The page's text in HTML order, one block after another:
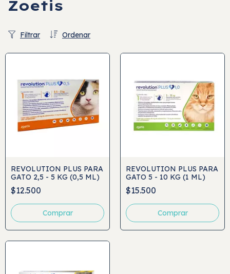
Zoetis
Ordenar
Filtrar
REVOLUTION PLUS PARA
GATO 2,5 - 5 KG (0,5 ML)
$12.500
REVOLUTION PLUS PARA
GATO 5 - 10 KG (1 ML)
$15.500